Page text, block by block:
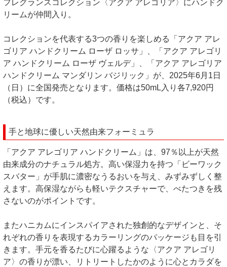
フレグランスコレクション〈アクア アレゴリア〉にハンドク
リームが仲間入り。
コレクションを代表する3つの香りを楽しめる「アクア アレ
ゴリア ハンドクリーム ローザ ロッサ」、「アクア アレゴリ
ア ハンドクリーム ローザ ヴェルデ」、「アクア アレゴリア
ハンドクリーム マンダリン バジリック」が、2025年6月1日
（日）に全国発売となります。価格は50mL入り各7,920円
（税込）です。
手と地球に優しい天然由来フォーミュラ
「アクア アレゴリア ハンドクリーム」は、97％以上が天然
由来成分のナチュラル処方。高い保湿力を持つ「ビーワック
スバター」が手肌に濃密なうるおいを与え、みずみずしく整
えます。高保湿ながらも軽いテクスチャーで、べたつきを残
さないのがポイントです。
またハニカムにインスパイアされた独創的なデザインと、そ
れぞれの香りを表現するカラーリングのパッケージも目を引
きます。手元を香るたびに心躍るような〈アクア アレゴリ
ア〉の香りが漂い、リトリートしたかのように心とカラダを